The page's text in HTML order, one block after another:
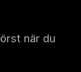
när du